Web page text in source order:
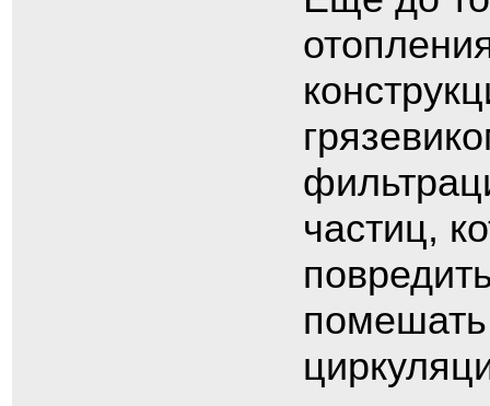
частиц,